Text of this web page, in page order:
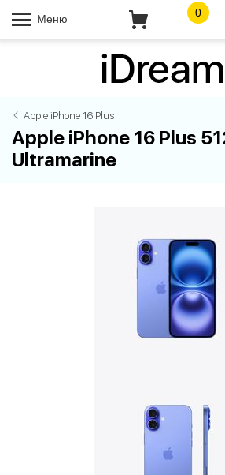
Меню 0
Apple iPhone 16 Plus
Apple iPhone 16 Plus
Ultramarine